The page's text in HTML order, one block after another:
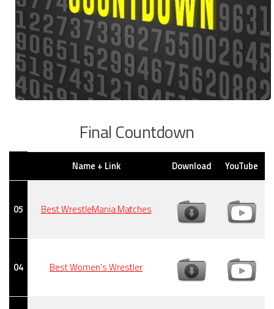
Final Countdown
Name + Link Download YouTube
05 Best WrestleMania Matches
04 Best Women's Wrestler